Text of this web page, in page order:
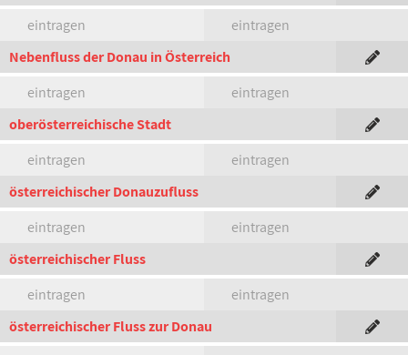
eintragen
eintragen
Nebenfluss der Donau in Österreich
eintragen
eintragen
oberösterreichische Stadt
eintragen
eintragen
österreichischer Donauzufluss
eintragen
eintragen
österreichischer Fluss
eintragen
eintragen
österreichischer Fluss zur Donau